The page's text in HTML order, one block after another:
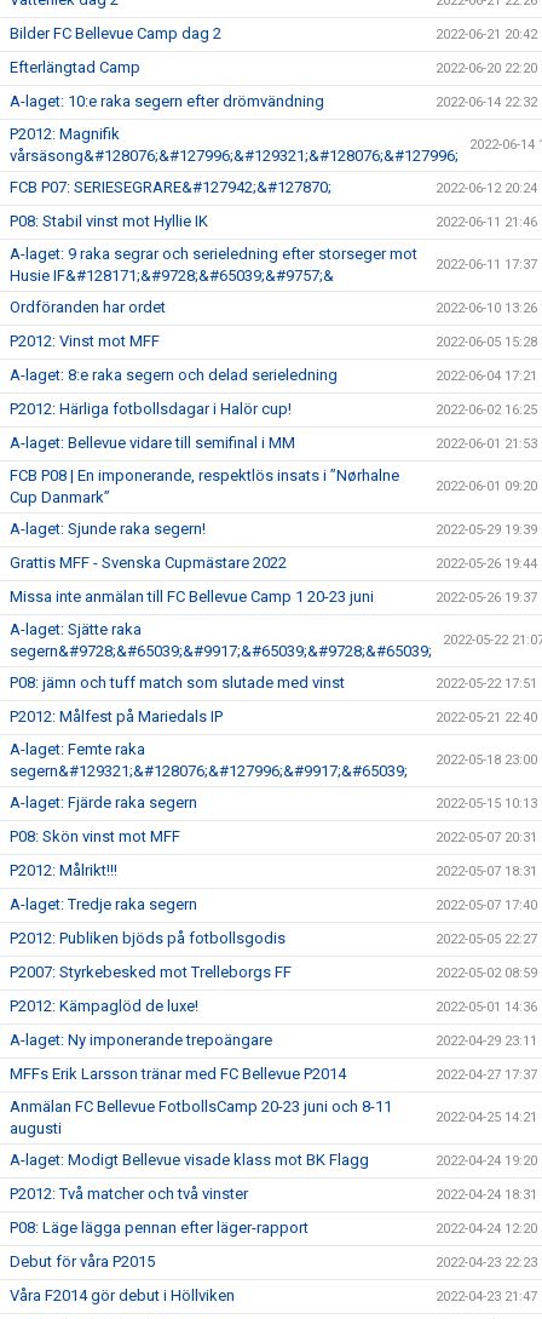
Bilder FC Bellevue Camp dag 2 2022-06-21 20:42
Efterlängtad Camp 2022-06-20 22:20
A-laget: 10:e raka segern efter drömvändning 2022-06-14 22:32
P2012: Magnifik
vårsäsong&#128076;&#127996;&#129321;&#128076;&#127996;
2022-06-14
FCB P07: SERIESEGRARE&#127942;&#127870; 2022-06-12 20:24
P08: Stabil vinst mot Hyllie IK 2022-06-11 21:46
A-laget: 9 raka segrar och serieledning efter storseger mot
Husie IF&#128171;&#9728;&#65039;&#9757;&
2022-06-11 17:37
Ordföranden har ordet 2022-06-10 13:26
P2012: Vinst mot MFF 2022-06-05 15:28
A-laget: 8:e raka segern och delad serieledning 2022-06-04 17:21
P2012: Härliga fotbollsdagar i Halör cup! 2022-06-02 16:25
A-laget: Bellevue vidare till semifinal i MM 2022-06-01 21:53
FCB P08 | En imponerande, respektlös insats i ”Nørhalne
Cup Danmark”
2022-06-01 09:20
A-laget: Sjunde raka segern! 2022-05-29 19:39
Grattis MFF - Svenska Cupmästare 2022 2022-05-26 19:44
Missa inte anmälan till FC Bellevue Camp 1 20-23 juni 2022-05-26 19:37
A-laget: Sjätte raka
segern&#9728;&#65039;&#9917;&#65039;&#9728;&#65039;
2022-05-22
P08: jämn och tuff match som slutade med vinst 2022-05-22 17:51
P2012: Målfest på Mariedals IP 2022-05-21 22:40
A-laget: Femte raka
segern&#129321;&#128076;&#127996;&#9917;&#65039;
2022-05-18 23:00
A-laget: Fjärde raka segern 2022-05-15 10:13
P08: Skön vinst mot MFF 2022-05-07 20:31
P2012: Målrikt!!! 2022-05-07 18:31
A-laget: Tredje raka segern 2022-05-07 17:40
P2012: Publiken bjöds på fotbollsgodis 2022-05-05 22:27
P2007: Styrkebesked mot Trelleborgs FF 2022-05-02 08:59
P2012: Kämpaglöd de luxe! 2022-05-01 14:36
A-laget: Ny imponerande trepoängare 2022-04-29 23:11
MFFs Erik Larsson tränar med FC Bellevue P2014 2022-04-27 17:37
Anmälan FC Bellevue FotbollsCamp 20-23 juni och 8-11
augusti
2022-04-25 14:21
A-laget: Modigt Bellevue visade klass mot BK Flagg 2022-04-24 19:20
P2012: Två matcher och två vinster 2022-04-24 18:31
P08: Läge lägga pennan efter läger-rapport 2022-04-24 12:20
Debut för våra P2015 2022-04-23 22:23
Våra F2014 gör debut i Höllviken 2022-04-23 21:47